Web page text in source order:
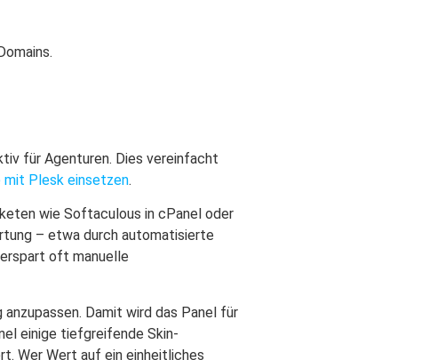
für Agenturen. Dies vereinfacht
Plesk einsetzen.
wie Softaculous in cPanel oder
– etwa durch automatisierte
oft manuelle
Damit wird das Panel für
einige tiefgreifende Skin-
Wer Wert auf ein einheitliches